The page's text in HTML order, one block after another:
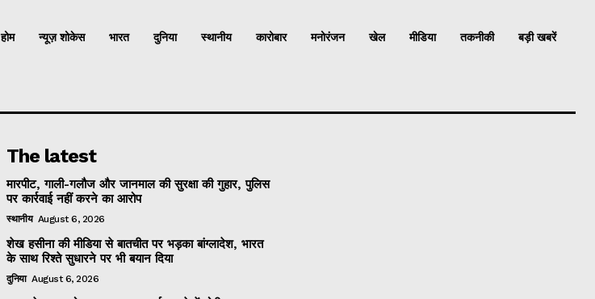
होम न्यूज़ शोकेस भारत दुनिया स्थानीय कारोबार मनोरंजन खेल मीडिया तकनीकी बड़ी खबरें
The latest
मारपीट, गाली-गलौज और जानमाल की सुरक्षा की गुहार, पुलिस
पर कार्रवाई नहीं करने का आरोप
स्थानीय August 6, 2026
शेख हसीना की मीडिया से बातचीत पर भड़का बांग्लादेश, भारत
के साथ रिश्ते सुधारने पर भी बयान दिया
दुनिया August 6, 2026